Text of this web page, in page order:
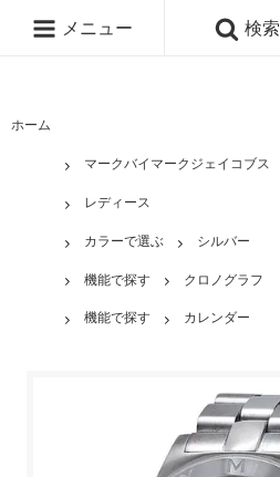
メニュー 検索
ホーム
マークバイマークジェイコブス
レディース
カラーで選ぶ シルバー
機能で探す クロノグラフ
機能で探す カレンダー